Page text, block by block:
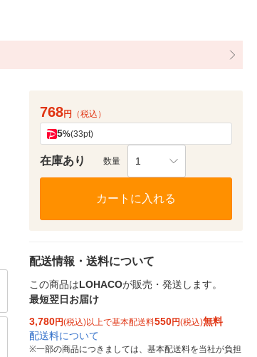
768円 （税込）
5%(33pt)
在庫あり 数量 1
カートに入れる
配送情報・送料について
この商品はLOHACOが販売・発送します。
最短翌日お届け
3,780円(税込)以上で基本配送料550円(税込)無料
配送料について
※一部の商品につきましては、基本配送料を当社が負担